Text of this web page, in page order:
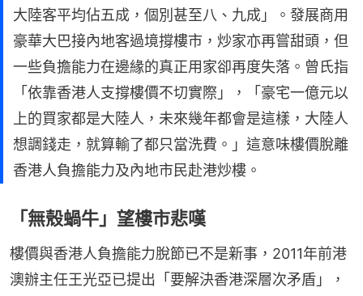
大陸客平均佔五成，個別甚至八、九成」。發展商用
豪華大巴接內地客過境撐樓市，炒家亦再嘗甜頭，但
一些負擔能力在邊緣的真正用家卻再度失落。曾氏指
「依靠香港人支撐樓價不切實際」，「豪宅一億元以
上的買家都是大陸人，未來幾年都會是這樣，大陸人
想調錢走，就算輸了都只當洗費。」這意味樓價脫離
香港人負擔能力及內地市民赴港炒樓。
「無殼蝸牛」望樓市悲嘆
樓價與香港人負擔能力脫節已不是新事，2011年前港
澳辦主任王光亞已提出「要解決香港深層次矛盾」，